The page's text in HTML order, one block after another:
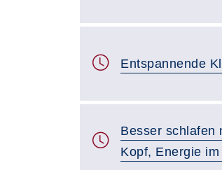
Entspannende
Besser schlafen
Kopf, Energie im